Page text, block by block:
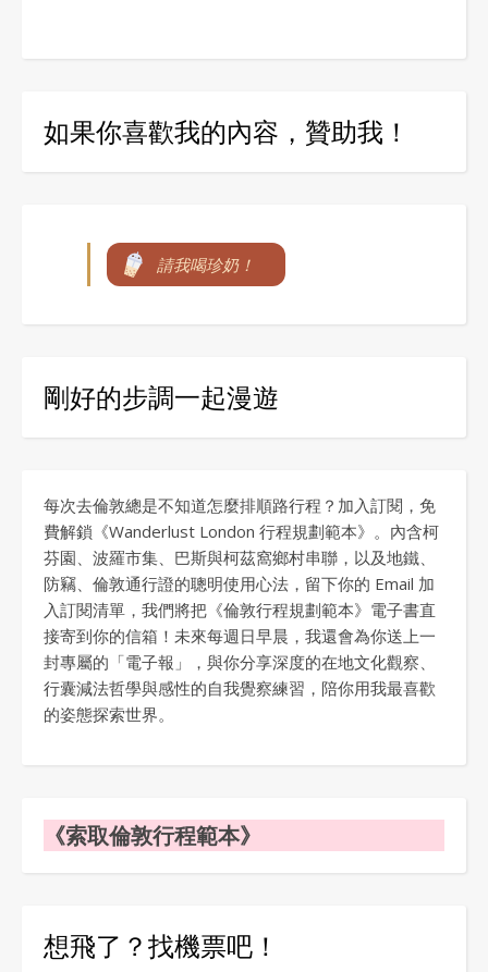
如果你喜歡我的內容，贊助我！
請我喝珍奶！
剛好的步調一起漫遊
每次去倫敦總是不知道怎麼排順路行程？加入訂閱，免
費解鎖《Wanderlust London 行程規劃範本》。內含柯
芬園、波羅市集、巴斯與柯茲窩鄉村串聯，以及地鐵、
防竊、倫敦通行證的聰明使用心法，留下你的 Email 加
入訂閱清單，我們將把《倫敦行程規劃範本》電子書直
接寄到你的信箱！未來每週日早晨，我還會為你送上一
封專屬的「電子報」，與你分享深度的在地文化觀察、
行囊減法哲學與感性的自我覺察練習，陪你用我最喜歡
的姿態探索世界。
《索取倫敦行程範本》
想飛了？找機票吧！